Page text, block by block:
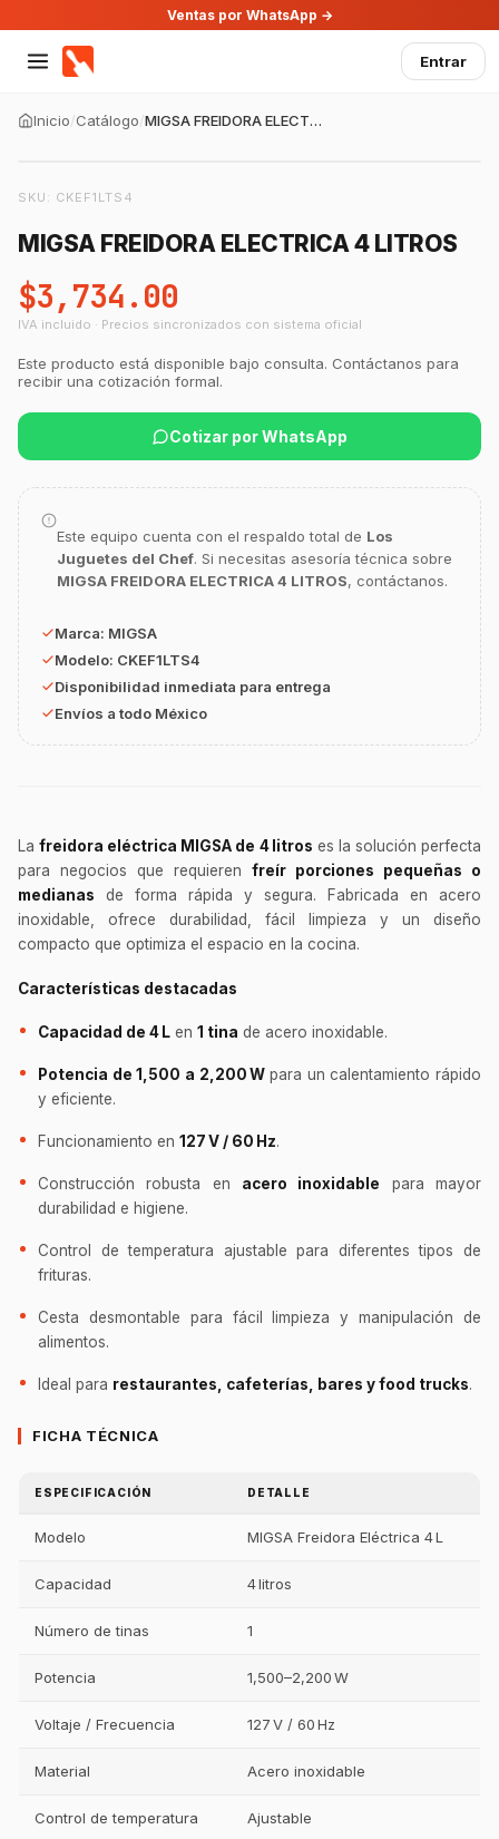
Ventas por WhatsApp →
Entrar
Inicio/Catálogo/ MIGSA FREIDORA ELECTRICA 4 LITROS
SKU: CKEF1LTS4
MIGSA FREIDORA ELECTRICA 4 LITROS
$3,734.00
IVA incluido · Precios sincronizados con sistema oficial
Este producto está disponible bajo consulta. Contáctanos para
recibir una cotización formal.
Cotizar por WhatsApp
Este equipo cuenta con el respaldo total de Los
Juguetes del Chef. Si necesitas asesoría técnica sobre
MIGSA FREIDORA ELECTRICA 4 LITROS, contáctanos.
Marca: MIGSA
Modelo: CKEF1LTS4
Disponibilidad inmediata para entrega
Envíos a todo México
Lafreidora eléctrica MIGSA de 4 litros es la solución perfecta
para negocios que requieren freír porciones pequeñas o
medianas de forma rápida y segura. Fabricada en acero
inoxidable, ofrece durabilidad, fácil limpieza y un diseño
compacto que optimiza el espacio en la cocina.
Características destacadas
Capacidad de 4 L en 1 tina de acero inoxidable.
Potencia de 1,500 a 2,200 Wpara un calentamiento rápido
y eficiente.
Funcionamiento en 127 V / 60 Hz.
Construcción robusta en acero inoxidable para mayor
durabilidad e higiene.
Control de temperatura ajustable para diferentes tipos de
frituras.
Cesta desmontable para fácil limpieza y manipulación de
alimentos.
Ideal para restaurantes, cafeterías, bares y food trucks.
FICHA TÉCNICA
ESPECIFICACIÓN DETALLE
Modelo MIGSA Freidora Eléctrica 4 L
Capacidad 4 litros
Número de tinas 1
Potencia 1,500–2,200 W
Voltaje / Frecuencia 127 V / 60 Hz
Material Acero inoxidable
Control de temperatura Ajustable
Asesor Chef Online
¡Hola Chef! 🍳 Soy GastroBot, tu asesor
¿En qué te puedo apoyar hoy con tu
Métodos de envío y entrega
Ver sucursales y contacto